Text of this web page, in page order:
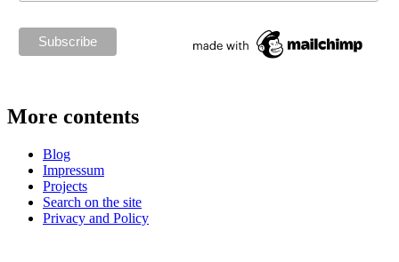
More contents
Blog
Impressum
Projects
Search on the site
Privacy and Policy